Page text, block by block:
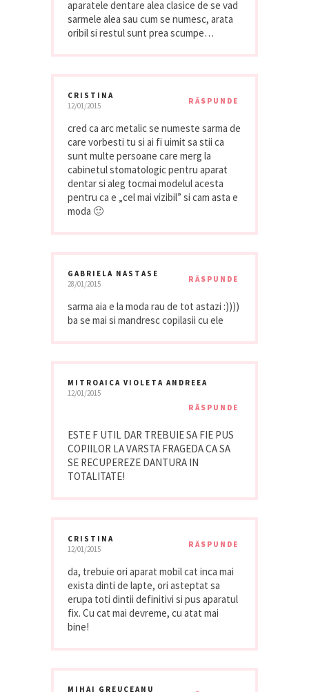
aparatele dentare alea clasice de se vad
sarmele alea sau cum se numesc, arata
oribil si restul sunt prea scumpe…
CRISTINA
12/01/2015
RĂSPUNDE
cred ca arc metalic se numeste sarma de
care vorbesti tu si ai fi uimit sa stii ca
sunt multe persoane care merg la
cabinetul stomatologic pentru aparat
dentar si aleg tocmai modelul acesta
pentru ca e „cel mai vizibil” si cam asta e
moda 🙂
GABRIELA NASTASE
28/01/2015
RĂSPUNDE
sarma aia e la moda rau de tot astazi :))))
ba se mai si mandresc copilasii cu ele
MITROAICA VIOLETA ANDREEA
12/01/2015
RĂSPUNDE
ESTE F UTIL DAR TREBUIE SA FIE PUS
COPIILOR LA VARSTA FRAGEDA CA SA
SE RECUPEREZE DANTURA IN
TOTALITATE!
CRISTINA
12/01/2015
RĂSPUNDE
da, trebuie ori aparat mobil cat inca mai
exista dinti de lapte, ori asteptat sa
erupa toti dintii definitivi si pus aparatul
fix. Cu cat mai devreme, cu atat mai
bine!
MIHAI GREUCEANU